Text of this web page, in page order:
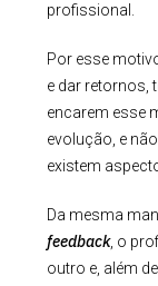
profissional.
Por esse
e dar retornos,
encarem esse
evolução, e
existem
Da mesma
feedback, o
outro e, além